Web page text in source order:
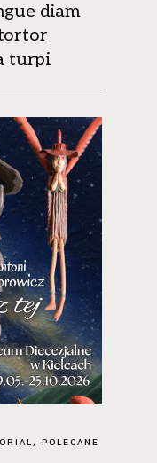
diam
turpi
POLECANE